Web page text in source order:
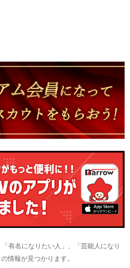
有名になりたい人」、「芸能人になり
情報が見つかります。